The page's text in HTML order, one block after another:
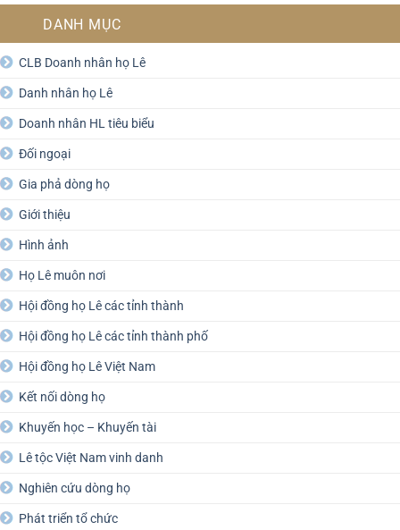
DANH MỤC
CLB Doanh nhân họ Lê
Danh nhân họ Lê
Doanh nhân HL tiêu biểu
Đối ngoại
Gia phả dòng họ
Giới thiệu
Hình ảnh
Họ Lê muôn nơi
Hội đồng họ Lê các tỉnh thành
Hội đồng họ Lê các tỉnh thành phố
Hội đồng họ Lê Việt Nam
Kết nối dòng họ
Khuyến học – Khuyến tài
Lê tộc Việt Nam vinh danh
Nghiên cứu dòng họ
Phát triển tổ chức